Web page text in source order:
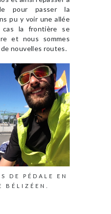
pour passer la
pu y voir une allée
cas la frontière se
et nous sommes
de nouvelles routes.
DE PÉDALE EN
BÉLIZÉEN.